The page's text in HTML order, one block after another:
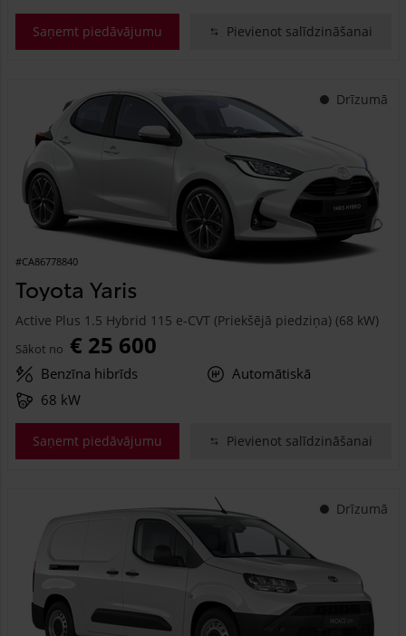
Saņemt piedāvājumu Pievienot salīdzināšanai
Drīzumā
#CA86778840
Toyota Yaris
Active Plus 1.5 Hybrid 115 e-CVT (Priekšējā piedziņa) (68 kW)
Sākot no € 25 600
Benzīna hibrīds
Automātiskā
68 kW
Saņemt piedāvājumu Pievienot salīdzināšanai
Drīzumā